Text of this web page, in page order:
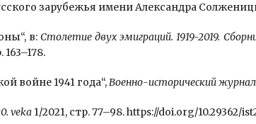
зарубежья имени Александра
в: Столетие двух эмиграций. 1919-2019.
войне 1941 года“,Военно-исторический журнал
veka 1/2021, стр. 77–98. https://doi.org/10.29362/